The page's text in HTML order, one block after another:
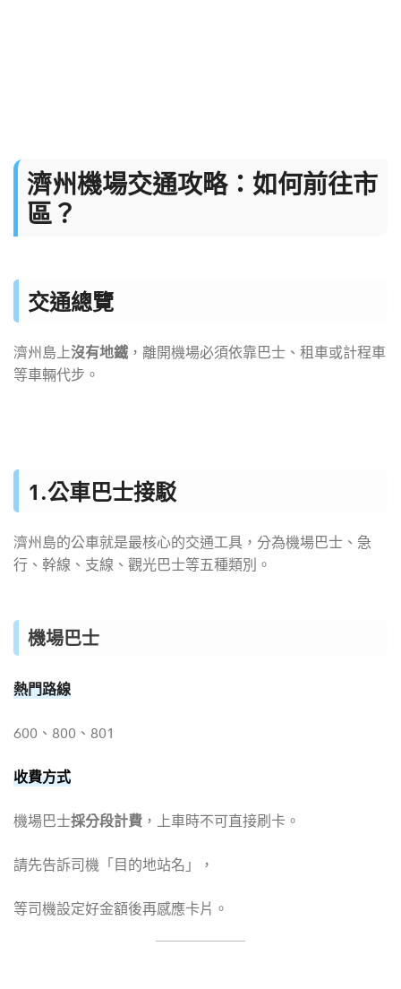
濟州機場交通攻略：如何前往市
區？
交通總覽
濟州島上沒有地鐵 ，離開機場必須依靠巴士、租車或計程車
等車輛代步。
1.公車巴士接駁
濟州島的公車就是最核心的交通工具，分為機場巴士、急
行、幹線、支線、觀光巴士等五種類別。
機場巴士
熱門路線
600、800、801
收費方式
機場巴士採分段計費 ，上車時不可直接刷卡。
請先告訴司機「目的地站名」，
等司機設定好金額後再感應卡片。